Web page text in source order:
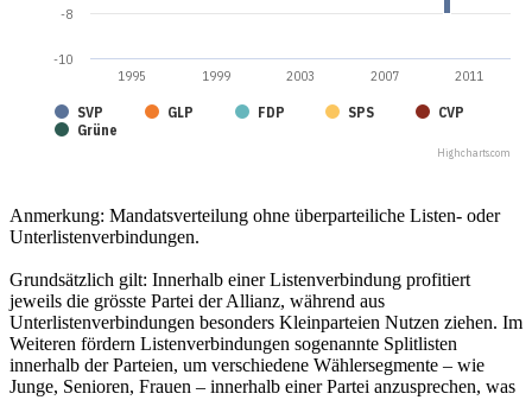
SVP GLP FDP SPS
CVP
Grüne
1995 1999 2003 2007 2011
-10
-8
Highcharts.com
Anmerkung: Mandatsverteilung ohne überparteiliche Listen- oder
Unterlistenverbindungen.
Grundsätzlich gilt: Innerhalb einer Listenverbindung profitiert
jeweils die grösste Partei der Allianz, während aus
Unterlistenverbindungen besonders Kleinparteien Nutzen ziehen. Im
Weiteren fördern Listenverbindungen sogenannte Splitlisten
innerhalb der Parteien, um verschiedene Wählersegmente – wie
Junge, Senioren, Frauen – innerhalb einer Partei anzusprechen, was